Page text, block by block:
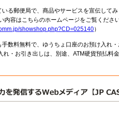
る郵便局で、商品やサービスを宣伝して
内容はこちらのホームページをご覧くださ
showshop.php?CD=025140）
手数料無料で、ゆうちょ口座のお預け入れ
・お引き出しは、別途、ATM硬貨預払料